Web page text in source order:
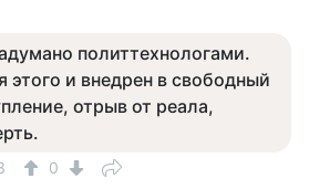
политтехнологами.
этого и внедрен в свободный
отрыв от реала,
0